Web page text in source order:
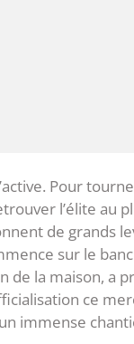
Pour
l’élite au
de grands
sur le
de la maison, a
ce
immense